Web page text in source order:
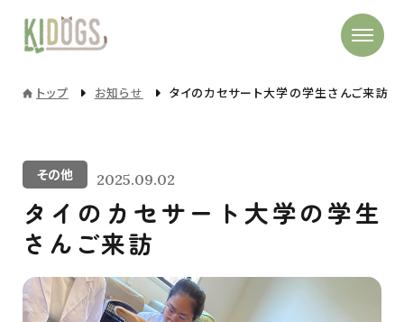
トップ お知らせ タイのカセサート大学の学生さんご来訪
その他 2025.09.02
タイのカセサート大学の学生
さんご来訪